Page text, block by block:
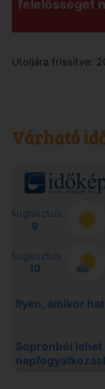
felelősséget
Utoljára frissítve:
Várható